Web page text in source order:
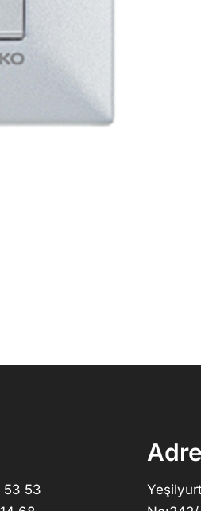
53 53